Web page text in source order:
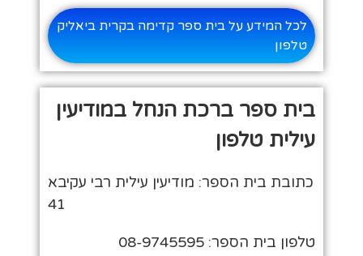
לכל המידע על בית ספר קדימה בקרית ביאליק
טלפון
בית ספר ברכת הנחל במודיעין
עילית טלפון
כתובת בית הספר: מודיעין עילית רבי עקיבא
41
טלפון בית הספר: 08-9745595